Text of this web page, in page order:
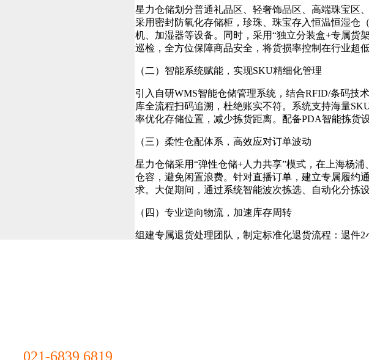
电子商务行业协
星力仓储划分普通礼品区、轻奢饰品区、高端珠宝区
采用密封防氧化存储柜，珍珠、珠宝存入恒温恒湿仓
机、加湿器等设备。同时，采用“独立分装盒+专属货
巡检，全方位保障商品安全，将货损率控制在行业超低
（二）智能系统赋能，实现SKU精细化管理
引入自研WMS智能仓储管理系统，结合RFID/条码技
库全流程扫码追溯，杜绝账实不符。系统支持海量
率优化存储位置，减少拣货距离。配备PDA智能拣货
（三）柔性仓配体系，高效应对订单波动
星力仓储采用“弹性仓储+人力共享”模式，在上海杨
仓容，避免闲置浪费。针对直播订单，建立专属履约
求。大促期间，通过系统智能波次拣选、自动化分拣
（四）专业逆向物流，加速库存周转
组建专属退货处理团队，制定标准化退货流程：退件
021-6839 6819